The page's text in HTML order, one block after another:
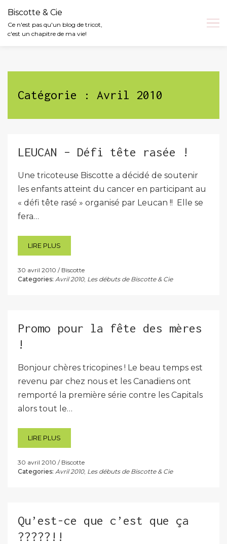
Biscotte & Cie
Ce n'est pas qu'un blog de tricot,
c'est un chapitre de ma vie!
Catégorie : Avril 2010
LEUCAN – Défi tête rasée !
Une tricoteuse Biscotte a décidé de soutenir
les enfants atteint du cancer en participant au
« défi tête rasé » organisé par Leucan !! Elle se
fera…
LIRE PLUS
30 avril 2010
Biscotte
Categories: Avril 2010, Les débuts de Biscotte & Cie
Promo pour la fête des mères
!
Bonjour chères tricopines ! Le beau temps est
revenu par chez nous et les Canadiens ont
remporté la première série contre les Capitals
alors tout le…
LIRE PLUS
30 avril 2010
Biscotte
Categories: Avril 2010, Les débuts de Biscotte & Cie
Qu’est-ce que c’est que ça
?????!!